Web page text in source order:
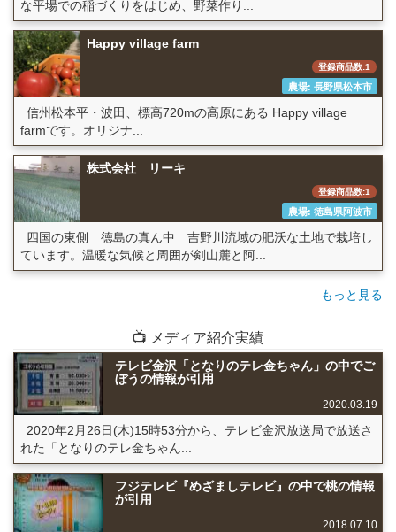
な平場での稲づくりをはじめ、野菜作り...
Happy village farm
登録商品数:1
農場: 長野県松本市
信州松本平・波田、標高720mの高原にある Happy village
farmです。オリジナ...
株式会社 リーキ
登録商品数:1
農場: 徳島県阿波市
四国の東側 徳島の真ん中 吉野川流域の肥沃な土地で栽培し
ています。温暖な気候と周囲が剣山麓と阿...
もっと見る
📺 メディア紹介実績
テレビ金沢「となりのテレ金ちゃん」の中でご
ぼうの情報が引用
2020.03.19
2020年2月26日(木)15時53分から、テレビ金沢放送局で放送さ
れた「となりのテレ金ちゃん...
フジテレビ『めざましテレビ』の中で桃の情報
が引用
2018.07.10